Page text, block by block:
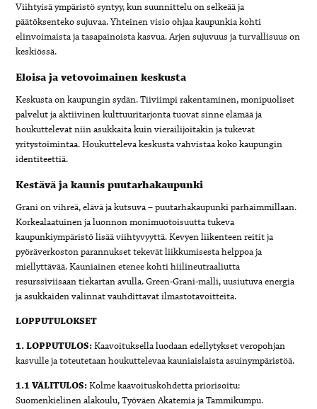
Viihtyisä ympäristö syntyy, kun suunnittelu on selkeää ja
päätöksenteko sujuvaa. Yhteinen visio ohjaa kaupunkia kohti
elinvoimaista ja tasapainoista kasvua. Arjen sujuvuus ja turvallisuus on
keskiössä.
Eloisa ja vetovoimainen keskusta
Keskusta on kaupungin sydän. Tiiviimpi rakentaminen, monipuoliset
palvelut ja aktiivinen kulttuuritarjonta tuovat sinne elämää ja
houkuttelevat niin asukkaita kuin vierailijoitakin ja tukevat
yritystoimintaa. Houkutteleva keskusta vahvistaa koko kaupungin
identiteettiä.
Kestävä ja kaunis puutarhakaupunki
Grani on vihreä, elävä ja kutsuva – puutarhakaupunki parhaimmillaan.
Korkealaatuinen ja luonnon monimuotoisuutta tukeva
kaupunkiympäristö lisää viihtyvyyttä. Kevyen liikenteen reitit ja
pyöräverkoston parannukset tekevät liikkumisesta helppoa ja
miellyttävää. Kauniainen etenee kohti hiilineutraaliutta
resurssiviisaan tiekartan avulla. Green-Grani-malli, uusiutuva energia
ja asukkaiden valinnat vauhdittavat ilmastotavoitteita.
LOPPUTULOKSET
1. LOPPUTULOS:Kaavoituksella luodaan edellytykset veropohjan
kasvulle ja toteutetaan houkuttelevaa kauniaislaista asuinympäristöä.
1.1 VÄLITULOS:Kolme kaavoituskohdetta priorisoitu:
Suomenkielinen alakoulu, Työväen Akatemia ja Tammikumpu.